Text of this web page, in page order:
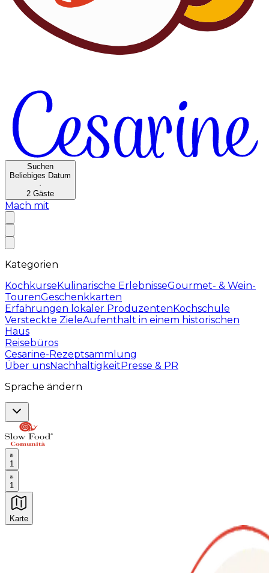
Suchen
Beliebiges Datum
·
2 Gäste
Mach mit
Kategorien
KochkurseKulinarische ErlebnisseGourmet- & Wein-
TourenGeschenkkarten
Erfahrungen lokaler ProduzentenKochschule
Versteckte ZieleAufenthalt in einem historischen
Haus
Reisebüros
Cesarine-Rezeptsammlung
Über unsNachhaltigkeitPresse & PR
Sprache ändern
1
1
Karte
Unvergessliche kulinarische Erlebnisse: